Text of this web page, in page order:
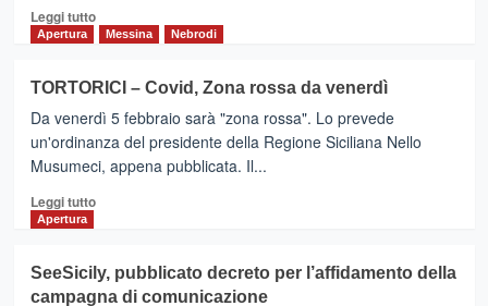
da
lunedì
gli
over
Leggi tuttoLeggi
TAORMINA
–
Prostituzione
nei
centri
massaggi,5
Apertura Messina Nebrodi
TORTORICI – Covid, Zona rossa da venerdì
Da venerdì 5 febbraio sarà "zona rossa". Lo prevede
un'ordinanza del presidente della Regione Siciliana Nello
Musumeci, appena pubblicata. Il...
Leggi tuttoLeggi
TORTORICI
–
Apertura
SeeSicily, pubblicato decreto per l’affidamento della
campagna di comunicazione